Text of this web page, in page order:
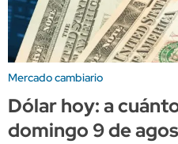
Mercado cambiario
Dólar hoy: a
domingo 9 de